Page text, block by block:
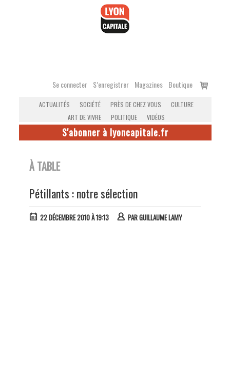
Se connecter S’enregistrer Magazines Boutique
Voir
ACTUALITÉS SOCIÉTÉ PRÈS DE CHEZ VOUS
CULTURE
ART DE VIVRE
POLITIQUE VIDÉOS
S'abonner à lyoncapitale.fr
À TABLE
Pétillants : notre sélection
22 DÉCEMBRE 2010 À 19:13 PARGUILLAUME LAMY